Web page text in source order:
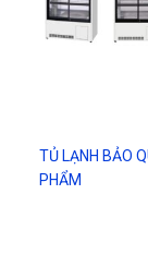
TỦ LẠNH BẢO
PHẨM